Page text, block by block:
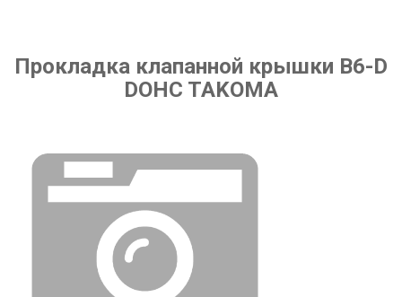
Прокладка клапанной крышки B6-D
DOHC TAKOMA